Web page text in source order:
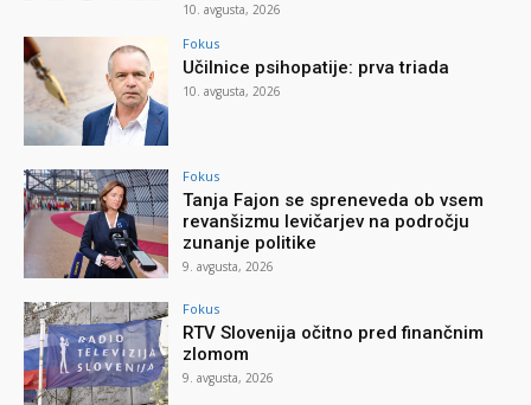
10. avgusta, 2026
Fokus
Učilnice psihopatije: prva triada
10. avgusta, 2026
Fokus
Tanja Fajon se spreneveda ob vsem
revanšizmu levičarjev na področju
zunanje politike
9. avgusta, 2026
Fokus
RTV Slovenija očitno pred finančnim
zlomom
9. avgusta, 2026